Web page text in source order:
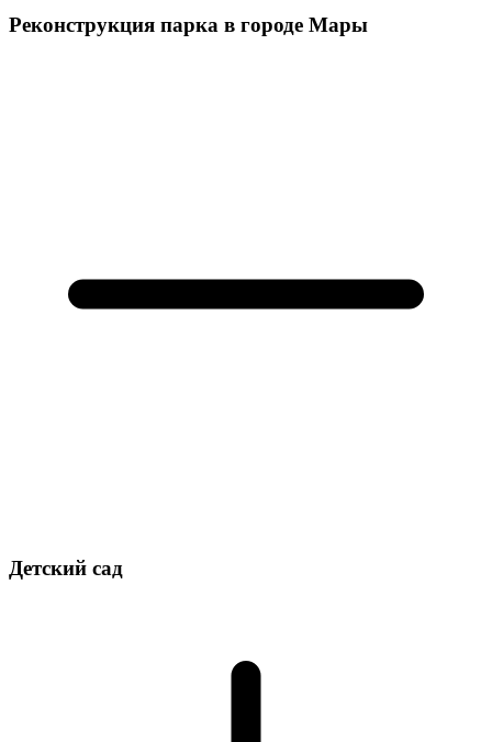
Реконструкция парка в городе Мары
Детский сад